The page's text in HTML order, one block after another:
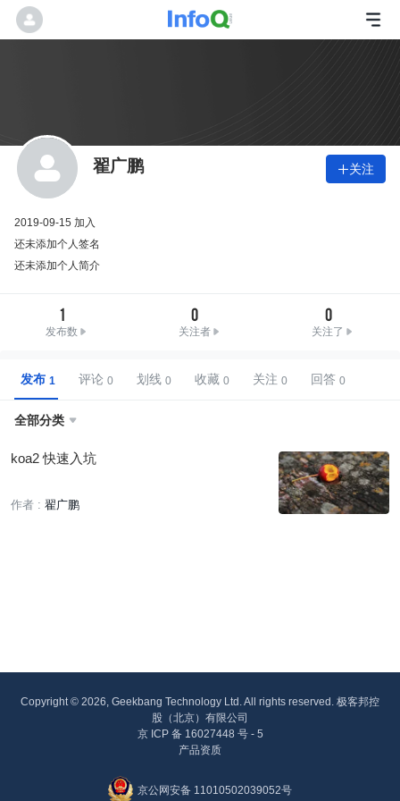
翟广鹏 关注
2019-09-15 加入
还未添加个人签名
还未添加个人简介
1
发布数
0
关注者
0
关注了
发布 评论 划线 收藏 关注 回答
全部分类 
koa2 快速入坑
作者 : 翟广鹏
Copyright © 2026, Geekbang Technology Ltd. All rights reserved. 极客邦控
股（北京）有限公司
京 ICP 备 16027448 号 - 5
产品资质
京公网安备 11010502039052号